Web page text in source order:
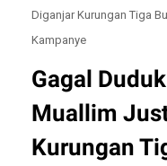
Diganjar Kurungan Tiga
Kampanye
Gagal
Muallim
Kurungan